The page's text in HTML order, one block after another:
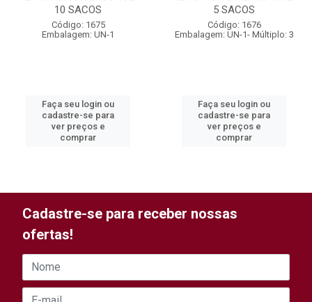
10 SACOS
Código: 1675
Embalagem: UN-1
Faça seu login ou
cadastre-se para
ver preços e
comprar
5 SACOS
Código: 1676
Embalagem: UN-1- Múltiplo: 3
Faça seu login ou
cadastre-se para
ver preços e
comprar
Cadastre-se para receber nossas
ofertas!